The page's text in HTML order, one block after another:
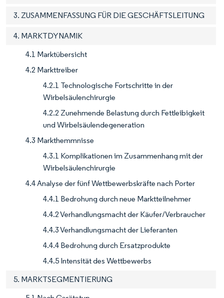
3. ZUSAMMENFASSUNG FÜR DIE GESCHÄFTSLEITUNG
4. MARKTDYNAMIK
4.1 Marktübersicht
4.2 Markttreiber
4.2.1 Technologische Fortschritte in der
Wirbelsäulenchirurgie
4.2.2 Zunehmende Belastung durch Fettleibigkeit
und Wirbelsäulendegeneration
4.3 Markthemmnisse
4.3.1 Komplikationen im Zusammenhang mit der
Wirbelsäulenchirurgie
4.4 Analyse der fünf Wettbewerbskräfte nach Porter
4.4.1 Bedrohung durch neue Marktteilnehmer
4.4.2 Verhandlungsmacht der Käufer/Verbraucher
4.4.3 Verhandlungsmacht der Lieferanten
4.4.4 Bedrohung durch Ersatzprodukte
4.4.5 Intensität des Wettbewerbs
5. MARKTSEGMENTIERUNG